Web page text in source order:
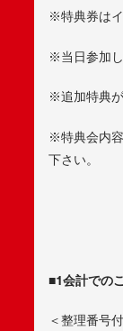
※特典券は
※当日参加
※追加特典
※特典会内
下さい。
■1会計での
＜整理番号